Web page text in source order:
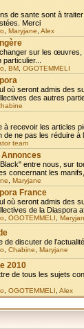
de sante sont à
Merci
Maryjane Alex
sur les
BM OGOTEMMELI
où seront admis des
des autres
à recevoir les articles
de ne pas les réduire à
team
entre nous, sur
concernant les
Maryjane
France
où seront admis des
de la Diaspora
OGOTEMMELI
de discuter de
Chabine Maryjane
2010
de tous les sujets
OGOTEMMELI Alex